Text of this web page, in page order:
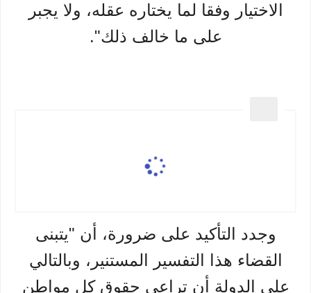
الاختيار وفقا لما يختاره عقله، ولا يجبر
على ما خالف ذلك".
وجدد التأكيد على ضرورة، أن "يتبنى
القضاء هذا التفسير المستنير، وبالتالي
على الدولة أن تراعي حقوق كل مواطن